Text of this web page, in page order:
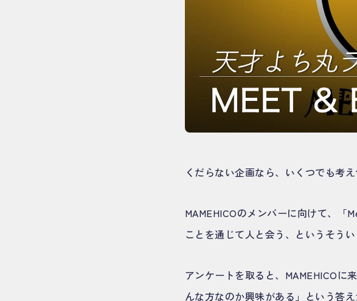
くだらない企画なら、いくつでも考え
MAMEHICOのメンバーに向けて、「
ことを通じて人と会う、というそうい
アンケートを取ると、MAMEHICOに
んな方なのか興味がある」という答